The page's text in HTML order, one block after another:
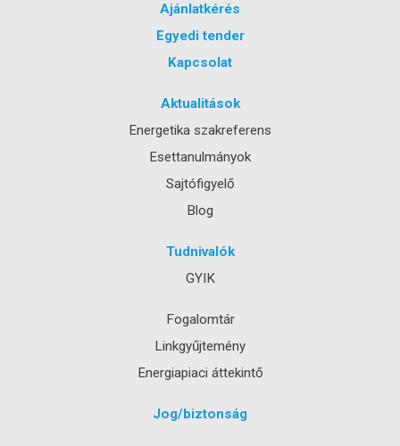
Ajánlatkérés
Egyedi tender
Kapcsolat
Aktualitások
Energetika szakreferens
Esettanulmányok
Sajtófigyelő
Blog
Tudnivalók
GYIK
Fogalomtár
Linkgyűjtemény
Energiapiaci áttekintő
Jog/biztonság